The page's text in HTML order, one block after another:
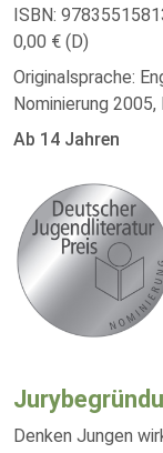
ISBN:
0,00 € (D)
Originalsprache:
Nominierung
Ab 14 Jahren
Denken Jungen